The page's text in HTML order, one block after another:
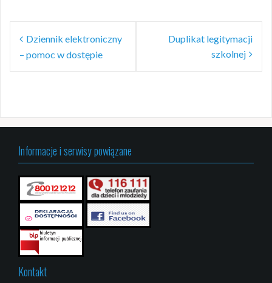
Nawigacja
wpisu
Dziennik elektroniczny
– pomoc w dostępie
Duplikat legitymacji
szkolnej
Informacje i serwisy powiązane
Kontakt